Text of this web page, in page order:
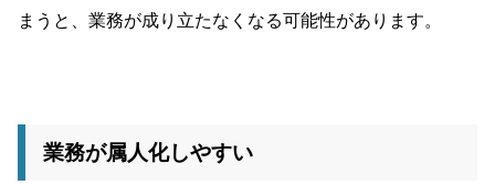
まうと、業務が成り立たなくなる可能性があります。
業務が属人化しやすい